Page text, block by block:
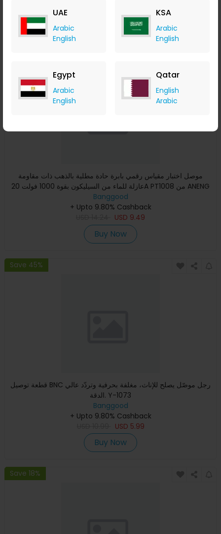
UAE
Arabic
English
KSA
Arabic
English
Egypt
Arabic
English
Qatar
English
Arabic
موصل اختبار مقياس رقمي بابرة حادة مطلية بالذهب ذات مقاومة
عازلة للماء من السيليكون بقوة 1000 فولت 20A PT1008 من ANENG
بأ
Banggood
+ Upto 9.80% Cashback
USD 9.49
Buy Now
Save 45%
قطعة توصيل BNC رجل موصّل يصلح للإناث، مغلفة بحرفية وتردّد عالي
الدقة. Y-1073
Banggood
+ Upto 9.80% Cashback
USD 5.99
Buy Now
Save 18%